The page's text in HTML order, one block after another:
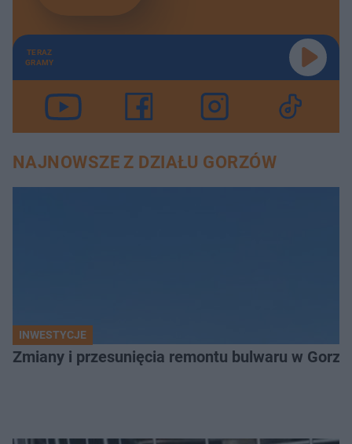
TERAZ
GRAMY
NAJNOWSZE Z DZIAŁU GORZÓW
INWESTYCJE
Zmiany i przesunięcia remontu bulwaru w